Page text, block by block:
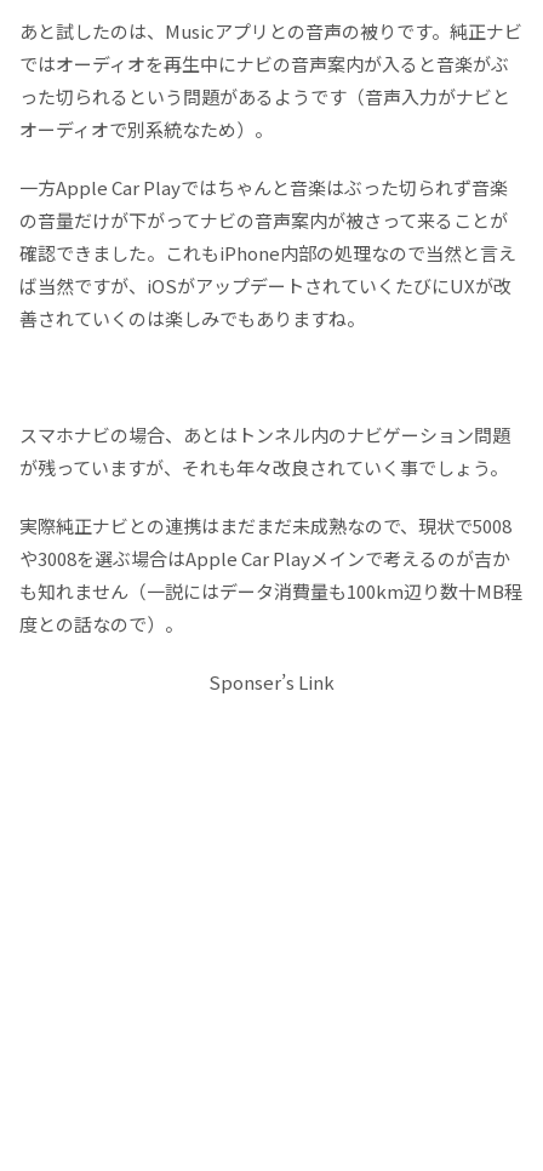
あと試したのは、Musicアプリとの音声の被りです。純正ナビ
ではオーディオを再生中にナビの音声案内が入ると音楽がぶ
った切られるという問題があるようです（音声入力がナビと
オーディオで別系統なため）。
一方Apple Car Playではちゃんと音楽はぶった切られず音楽
の音量だけが下がってナビの音声案内が被さって来ることが
確認できました。これもiPhone内部の処理なので当然と言え
ば当然ですが、iOSがアップデートされていくたびにUXが改
善されていくのは楽しみでもありますね。
スマホナビの場合、あとはトンネル内のナビゲーション問題
が残っていますが、それも年々改良されていく事でしょう。
実際純正ナビとの連携はまだまだ未成熟なので、現状で5008
や3008を選ぶ場合はApple Car Playメインで考えるのが吉か
も知れません（一説にはデータ消費量も100km辺り数十MB程
度との話なので）。
Sponser’s Link